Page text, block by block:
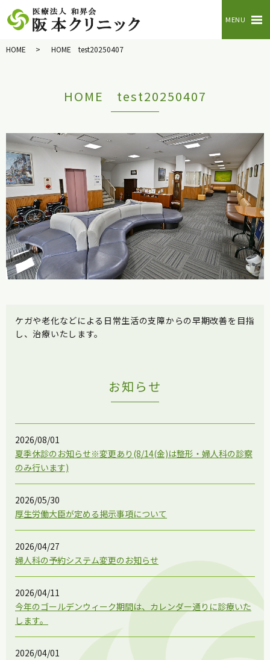
MENU
HOME HOME test20250407
HOME test20250407
ケガや老化などによる日常生活の支障からの早期改善を目指
し、治療いたします。
お知らせ
2026/08/01
夏季休診のお知らせ※変更あり(8/14(金)は整形・婦人科の診察
のみ行います)
2026/05/30
厚生労働大臣が定める掲示事項について
2026/04/27
婦人科の予約システム変更のお知らせ
2026/04/11
今年のゴールデンウィーク期間は、カレンダー通りに診療いた
します。
2026/04/01